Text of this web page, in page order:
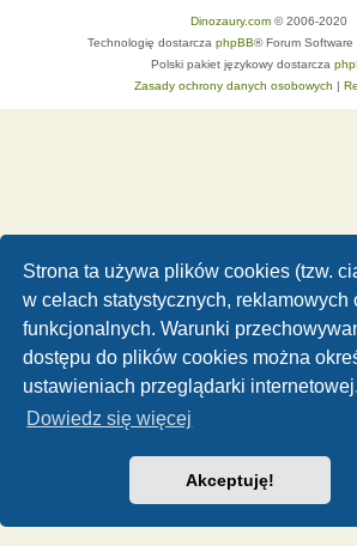
Strona ta używa plików cookies (tzw.
w celach statystycznych, reklamowych
funkcjonalnych. Warunki
dostępu do plików cookies można
ustawieniach przeglądarki internetowej.
Dowiedz się więcej
Akceptuję!
Dinozaury.com© 2006-2020
Technologię dostarcza phpBB® Forum
Polski pakiet językowy dostarcza
Zasady ochrony danych osobowych |